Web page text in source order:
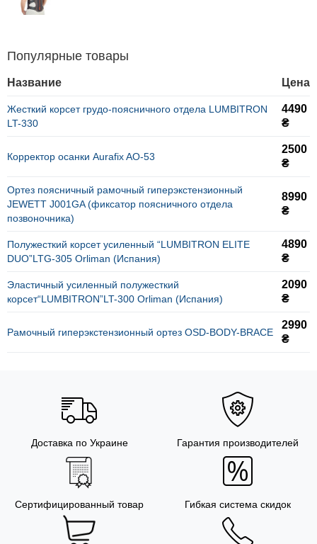
Популярные товары
Название Цена
Жесткий корсет грудо-поясничного отдела LUMBITRON
LT-330
4490
₴
Корректор осанки Aurafix AO-53
2500
₴
Ортез поясничный рамочный гиперэкстензионный
JEWETT J001GA (фиксатор поясничного отдела
позвоночника)
8990
₴
Полужесткий корсет усиленный “LUMBITRON ELITE
DUO”LTG-305 Orliman (Испания)
4890
₴
Эластичный усиленный полужесткий
корсет“LUMBITRON”LT-300 Orliman (Испания)
2090
₴
Рамочный гиперэкстензионный ортез OSD-BODY-BRACE
2990
₴
Доставка по Украине Гарантия производителей
Сертифицированный товар Гибкая система скидок